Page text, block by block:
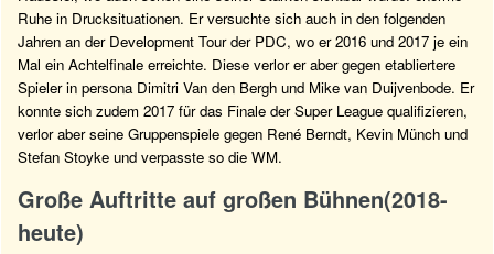
Ruhe in Drucksituationen. Er versuchte sich auch in den folgenden
Jahren an der Development Tour der PDC, wo er 2016 und 2017 je ein
Mal ein Achtelfinale erreichte. Diese verlor er aber gegen etabliertere
Spieler in persona Dimitri Van den Bergh und Mike van Duijvenbode. Er
konnte sich zudem 2017 für das Finale der Super League qualifizieren,
verlor aber seine Gruppenspiele gegen René Berndt, Kevin Münch und
Stefan Stoyke und verpasste so die WM.
Große Auftritte auf großen Bühnen(2018-
heute)